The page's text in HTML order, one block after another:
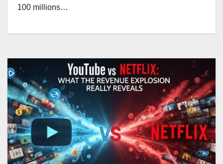
100 millions…